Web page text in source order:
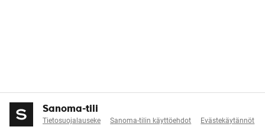
Sanoma-tili
Tietosuojalauseke Sanoma-tilin käyttöehdot Evästekäytännöt